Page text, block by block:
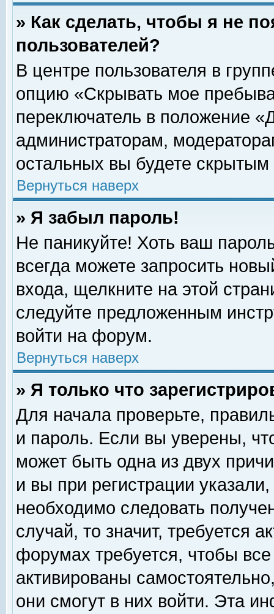
» Как сделать, чтобы я не
пользователей?
В центре пользователя в
опцию «Скрывать мое
переключатель в положение
администраторам,
остальных вы будете скрытым
Вернуться наверх
» Я забыл пароль!
Не паникуйте! Хоть ваш
всегда можете запросить
входа, щелкните на этой
следуйте предложенным
войти на форум.
Вернуться наверх
» Я только что
Для начала проверьте,
и пароль. Если вы уверены,
может быть одна из двух
и вы при регистрации
необходимо следовать
случай, то значит, требуется
форумах требуется, чтобы
активированы
они смогут в них войти. Эта